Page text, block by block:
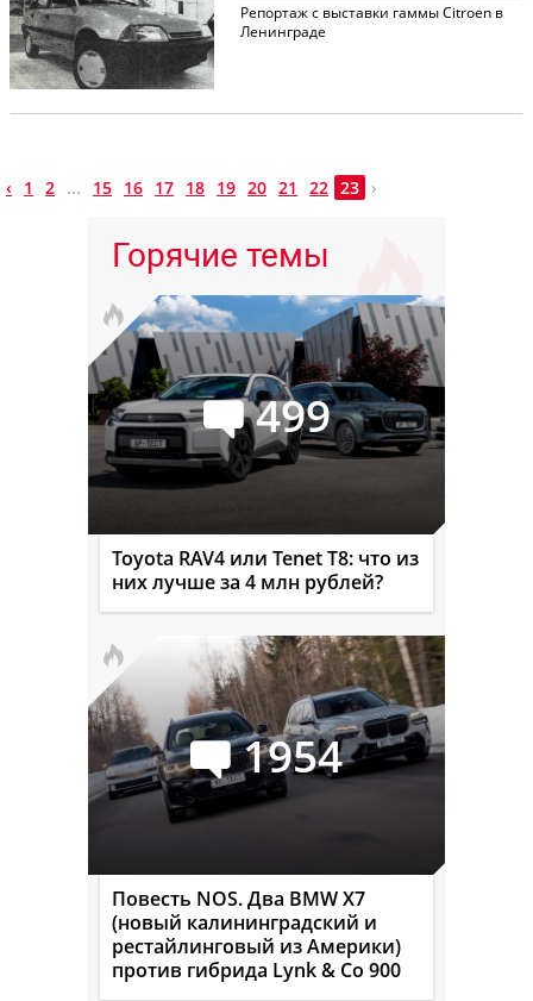
Репортаж с выставки гаммы Citroen в
Ленинграде
‹ 1 2 ... 15 16 17 18 19 20 21 22 23 ›
Горячие темы
499
Toyota RAV4 или Tenet T8: что из
них лучше за 4 млн рублей?
1954
Повесть NOS. Два BMW X7
(новый калининградский и
рестайлинговый из Америки)
против гибрида Lynk & Co 900